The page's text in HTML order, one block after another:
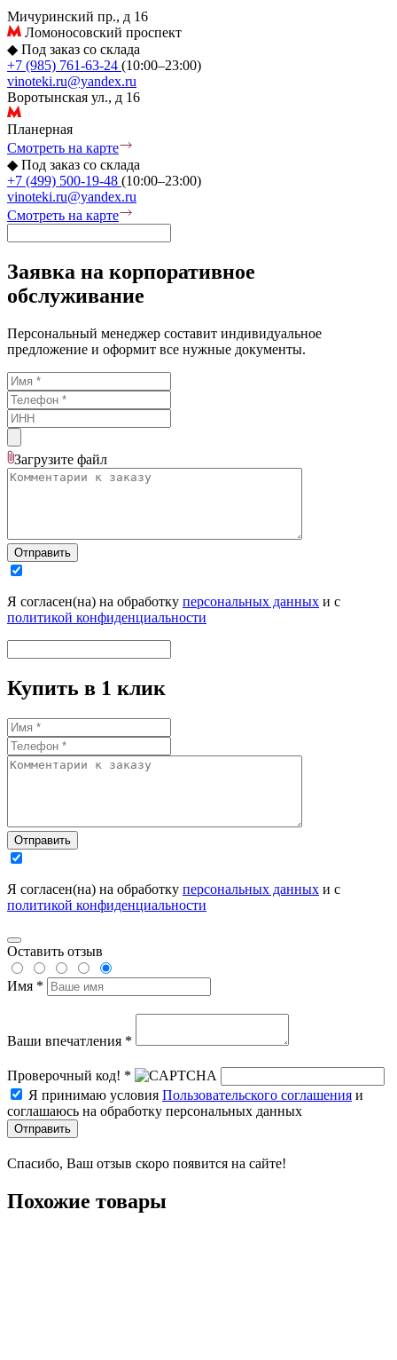
Мичуринский пр., д 16
Ломоносовский проспект
◆ Под заказ со склада
+7 (985) 761-63-24 (10:00–23:00)
vinoteki.ru@yandex.ru
Воротынская ул., д 16
Планерная
Смотреть на карте
◆ Под заказ со склада
+7 (499) 500-19-48 (10:00–23:00)
vinoteki.ru@yandex.ru
Смотреть на карте
Заявка на корпоративное
обслуживание
Персональный менеджер составит индивидуальное
предложение и оформит все нужные документы.
Загрузите файл
Отправить
Я согласен(на) на обработку персональных данных и с
политикой конфиденциальности
Купить в 1 клик
Отправить
Я согласен(на) на обработку персональных данных и с
политикой конфиденциальности
Оставить отзыв
Имя *
Ваши впечатления *
Проверочный код! *
Я принимаю условия Пользовательского соглашения и
соглашаюсь на обработку персональных данных
Отправить
Спасибо, Ваш отзыв скоро появится на сайте!
Похожие товары